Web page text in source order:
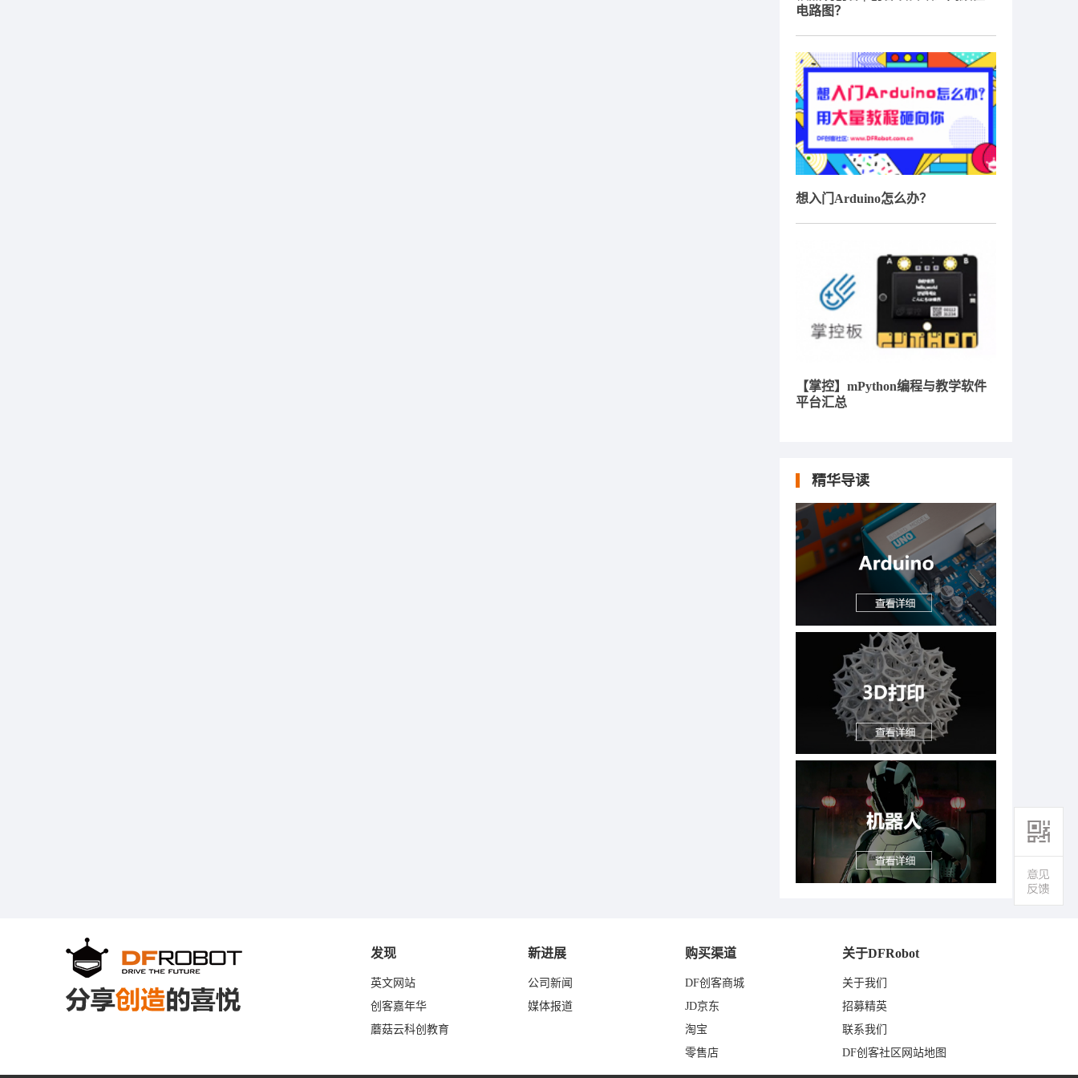
电路图？
想入门Arduino怎么办？
【掌控】mPython编程与教学软件
平台汇总
精华导读
发现
英文网站
创客嘉年华
蘑菇云科创教育
新进展
公司新闻
媒体报道
购买渠道
DF创客商城
JD京东
淘宝
零售店
关于DFRobot
关于我们
招募精英
联系我们
DF创客社区网站地图